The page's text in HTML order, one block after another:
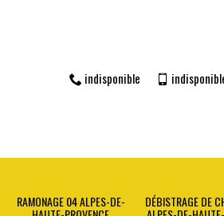
indisponible
RAMONAGE 04 ALPES-DE- DÉBISTRAGE DE